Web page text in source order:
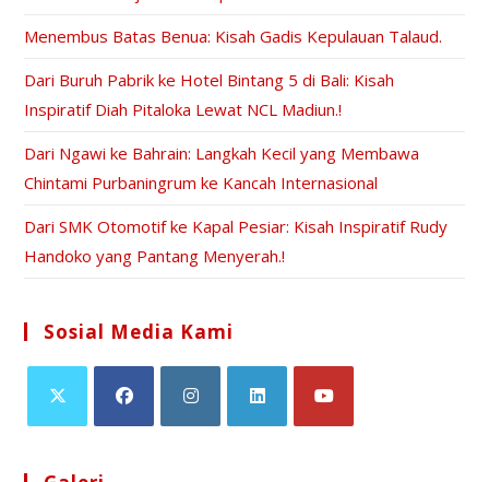
Menembus Batas Benua: Kisah Gadis Kepulauan Talaud.
Dari Buruh Pabrik ke Hotel Bintang 5 di Bali: Kisah
Inspiratif Diah Pitaloka Lewat NCL Madiun.!
Dari Ngawi ke Bahrain: Langkah Kecil yang Membawa
Chintami Purbaningrum ke Kancah Internasional
Dari SMK Otomotif ke Kapal Pesiar: Kisah Inspiratif Rudy
Handoko yang Pantang Menyerah.!
Sosial Media Kami